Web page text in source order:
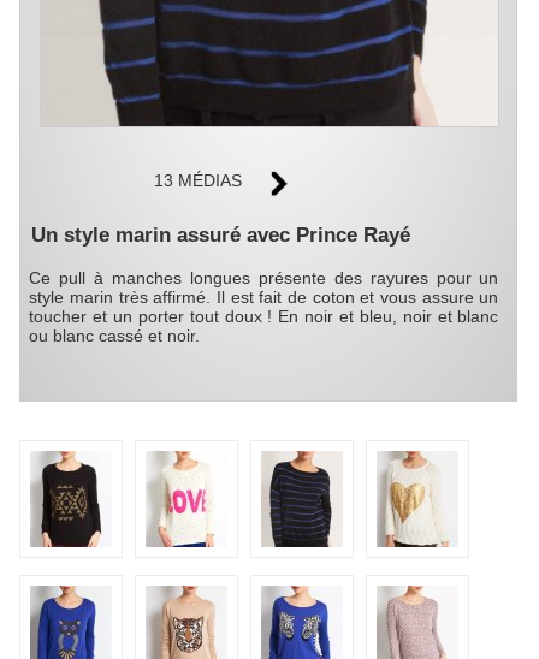
13 MÉDIAS
Un style marin assuré avec Prince Rayé
Ce pull à manches longues présente des rayures pour un
style marin très affirmé. Il est fait de coton et vous assure un
toucher et un porter tout doux ! En noir et bleu, noir et blanc
ou blanc cassé et noir.